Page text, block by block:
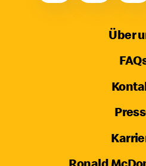
Über